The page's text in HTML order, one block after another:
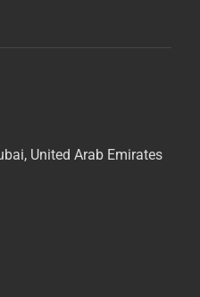
United Arab Emirates